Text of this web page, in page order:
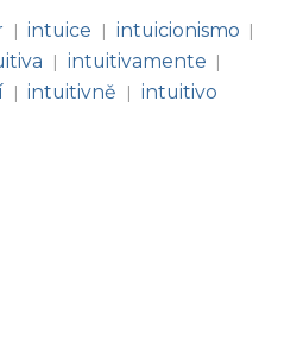
| intuice | intuicionismo |
| intuitivamente |
| intuitivně | intuitivo